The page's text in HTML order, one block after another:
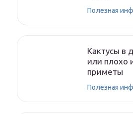
Полезная
Кактусы в
или плохо
приметы
Полезная